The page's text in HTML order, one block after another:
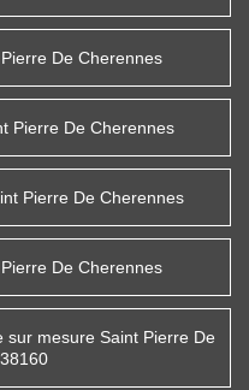
De Cherennes
Pierre De Cherennes
Pierre De Cherennes
De Cherennes
mesure Saint Pierre De